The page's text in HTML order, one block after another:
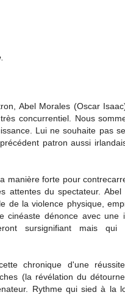
Abel Morales (Oscar
concurrentiel. Nous
Lui ne souhaite pas
patron aussi
manière forte pour
attentes du spectateur. Abel
de la violence physique,
cinéaste dénonce avec une
sursignifiant mais qui
chronique d'une
(la révélation du
Rythme qui sied à la